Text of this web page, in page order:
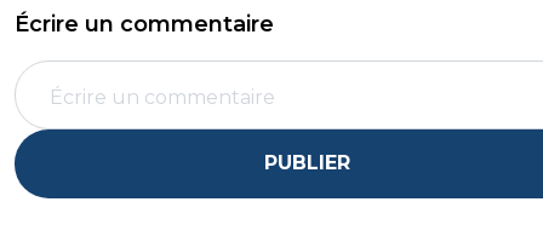
Écrire un commentaire
PUBLIER